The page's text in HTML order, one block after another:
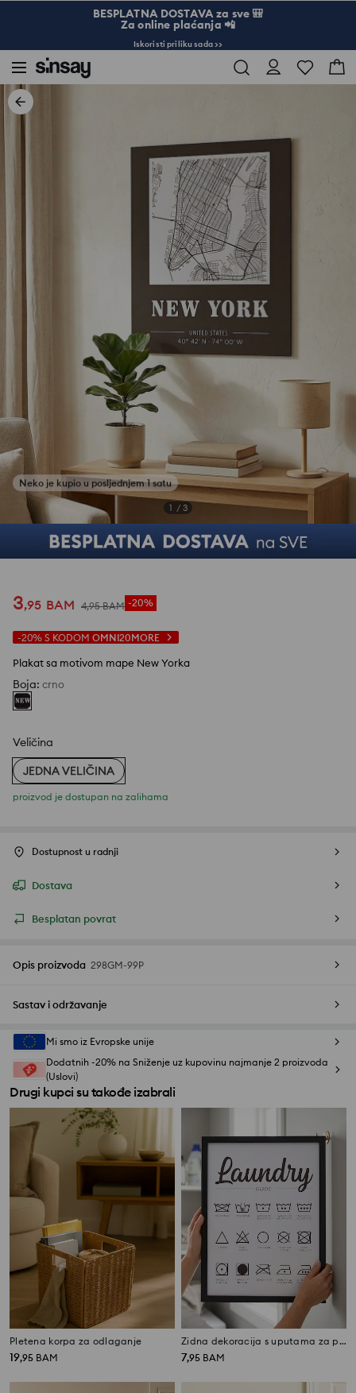
BESPLATNA DOSTAVA za sve 🎒
Za online plaćanja 📲
Iskoristi priliku sada >>
1 / 3
3,95 BAM 4,95 BAM -20%
-20% S KODOM OMNI20MORE
Plakat sa motivom mape New Yorka
Boja: crno
Veličina
JEDNA VELIČINA
proizvod je dostupan na zalihama
Dostupnost u radnji
Dostava
Besplatan povrat
Opis proizvoda 298GM-99P
Sastav i održavanje
Mi smo iz Evropske unije
Dodatnih -20% na Sniženje uz kupovinu najmanje 2 proizvoda
(Uslovi)
Drugi kupci su takođe izabrali
Pletena korpa za odlaganje
19,95 BAM
Zidna dekoracija s uputama za pranje
7,95 BAM